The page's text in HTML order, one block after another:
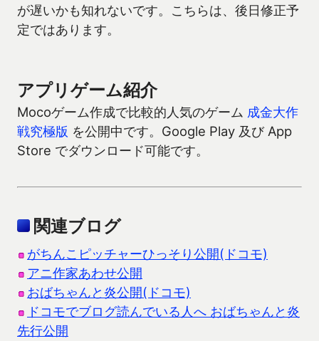
が遅いかも知れないです。こちらは、後日修正予
定ではあります。
アプリゲーム紹介
Mocoゲーム作成で比較的人気のゲーム 成金大作
戦究極版 を公開中です。Google Play 及び App
Store でダウンロード可能です。
関連ブログ
がちんこピッチャーひっそり公開(ドコモ)
アニ作家あわせ公開
おばちゃんと炎公開(ドコモ)
ドコモでブログ読んでいる人へ おばちゃんと炎
先行公開